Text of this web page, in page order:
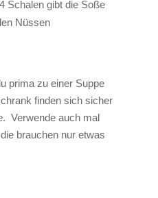
Schalen gibt die Soße
Nüssen
prima zu einer Suppe
finden sich sicher
Verwende auch mal
brauchen nur etwas